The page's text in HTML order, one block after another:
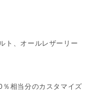
ト、オールレザーリー
相当分のカスタマイズ